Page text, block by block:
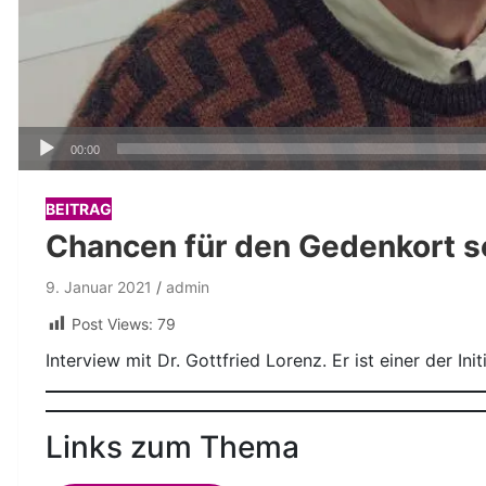
Audio-
Player
00:00
BEITRAG
Chancen für den Gedenkort
9. Januar 2021
admin
Post Views: 79
Interview mit Dr. Gottfried Lorenz. Er ist einer der
Links zum Thema